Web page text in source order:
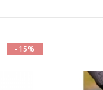
-15%